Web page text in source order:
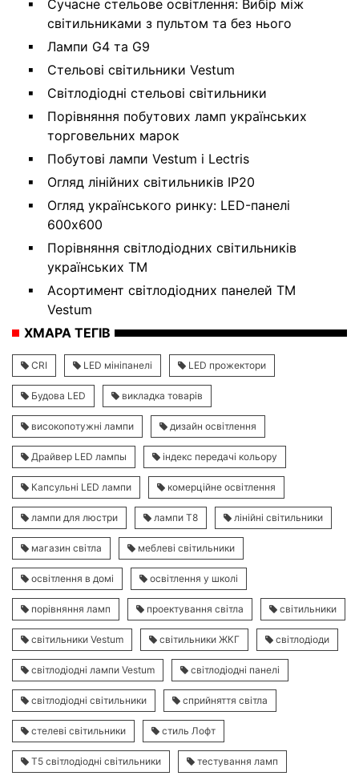
Сучасне стельове освітлення: Вибір між
світильниками з пультом та без нього
Лампи G4 та G9
Стельові світильники Vestum
Світлодіодні стельові світильники
Порівняння побутових ламп українських
торговельних марок
Побутові лампи Vestum і Lectris
Огляд лінійних світильників IP20
Огляд українського ринку: LED-панелі
600х600
Порівняння світлодіодних світильників
українських ТМ
Асортимент світлодіодних панелей ТМ
Vestum
ХМАРА ТЕГІВ
CRI LED мініпанелі LED прожектори
Будова LED викладка товарів
високопотужні лампи дизайн освітлення
Драйвер LED лампы індекс передачі кольору
Капсульні LED лампи комерційне освітлення
лампи для люстри лампи Т8 лінійні світильники
магазин світла меблеві світильники
освітлення в домі освітлення у школі
порівняння ламп проектування світла світильники
світильники Vestum світильники ЖКГ світлодіоди
світлодіодні лампи Vestum світлодіодні панелі
світлодіодні світильники сприйняття світла
стелеві світильники стиль Лофт
Т5 світлодіодні світильники тестування ламп